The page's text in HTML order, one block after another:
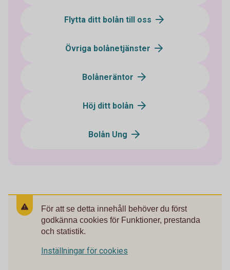
Flytta ditt bolån till oss
Övriga bolånetjänster
Bolåneräntor
Höj ditt bolån
Bolån Ung
För att se detta innehåll behöver du först
godkänna cookies för Funktioner, prestanda
och statistik.
Inställningar för cookies